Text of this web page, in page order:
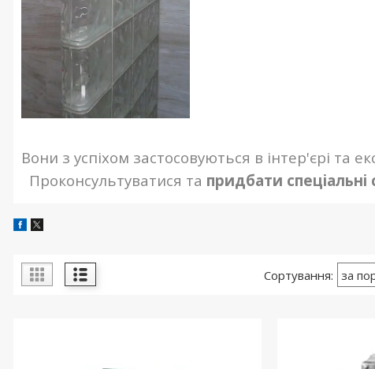
Вони з успіхом застосовуються в інтер'єрі та
Проконсультуватися та придбати спеціальні